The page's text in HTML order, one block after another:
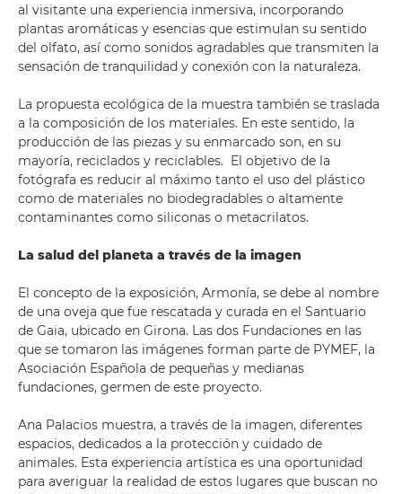
al visitante una experiencia inmersiva, incorporando
plantas aromáticas y esencias que estimulan su sentido
del olfato, así como sonidos agradables que transmiten la
sensación de tranquilidad y conexión con la naturaleza.
La propuesta ecológica de la muestra también se traslada
a la composición de los materiales. En este sentido, la
producción de las piezas y su enmarcado son, en su
mayoría, reciclados y reciclables. El objetivo de la
fotógrafa es reducir al máximo tanto el uso del plástico
como de materiales no biodegradables o altamente
contaminantes como siliconas o metacrilatos.
La salud del planeta a través de la imagen
El concepto de la exposición, Armonía, se debe al nombre
de una oveja que fue rescatada y curada en el Santuario
de Gaia, ubicado en Girona. Las dos Fundaciones en las
que se tomaron las imágenes forman parte de PYMEF, la
Asociación Española de pequeñas y medianas
fundaciones, germen de este proyecto.
Ana Palacios muestra, a través de la imagen, diferentes
espacios, dedicados a la protección y cuidado de
animales. Esta experiencia artística es una oportunidad
para averiguar la realidad de estos lugares que buscan no